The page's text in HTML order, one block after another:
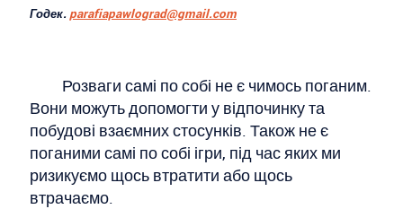
Годек.parafiapawlograd@gmail.com
Розваги самі по собі не є чимось поганим.
Вони можуть допомогти у відпочинку та
побудові взаємних стосунків. Також не є
поганими самі по собі ігри, під час яких ми
ризикуємо щось втратити або щось
втрачаємо.